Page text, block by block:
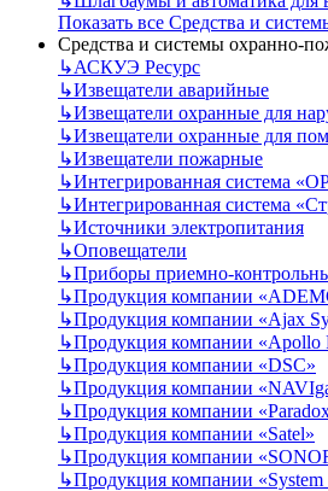
Показать все Средства и
Средства и системы охранно-
↳АСКУЭ Ресурс
↳Извещатели аварийные
↳Извещатели охранные для
↳Извещатели охранные для
↳Извещатели пожарные
↳Интегрированная система
↳Интегрированная система
↳Источники электропитания
↳Оповещатели
↳Приборы приемно-
↳Продукция компании
↳Продукция компании «Ajax
↳Продукция компании «Apollo
↳Продукция компании «DSC»
↳Продукция компании
↳Продукция компании
↳Продукция компании «Satel»
↳Продукция компании
↳Продукция компании «System